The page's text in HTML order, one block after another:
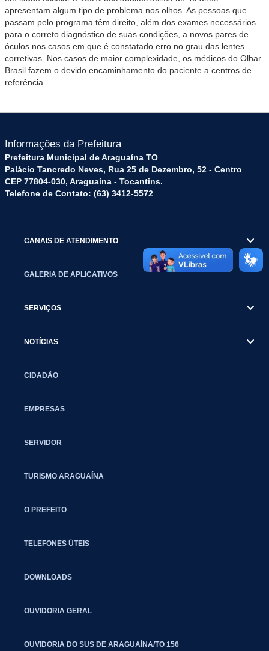
apresentam algum tipo de problema nos olhos. As pessoas que
passam pelo programa têm direito, além dos exames necessários
para o correto diagnóstico de suas condições, a novos pares de
óculos nos casos em que é constatado erro no grau das lentes
corretivas. Nos casos de maior complexidade, os médicos do Olhar
Brasil fazem o devido encaminhamento do paciente a centros de
referência.
Informações da Prefeitura
Prefeitura Municipal de Araguaína TO
Palácio Tancredo Neves, Rua 25 de Dezembro, 52 - Centro
CEP 77804-030, Araguaína - Tocantins.
Telefone de Contato: (63) 3412-5572
CANAIS DE ATENDIMENTO
GALERIA DE APLICATIVOS
SERVIÇOS
NOTÍCIAS
CIDADÃO
EMPRESAS
SERVIDOR
TURISMO ARAGUAÍNA
O PREFEITO
TELEFONES ÚTEIS
DOWNLOADS
OUVIDORIA GERAL
OUVIDORIA DO SUS DE ARAGUAÍNA/TO 156